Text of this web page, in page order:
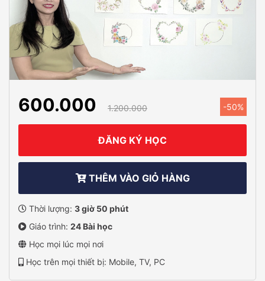
600.000 1.200.000 -50%
ĐĂNG KÝ HỌC
THÊM VÀO GIỎ HÀNG
Thời lượng: 3 giờ 50 phút
Giáo trình: 24 Bài học
Học mọi lúc mọi nơi
Học trên mọi thiết bị: Mobile, TV, PC